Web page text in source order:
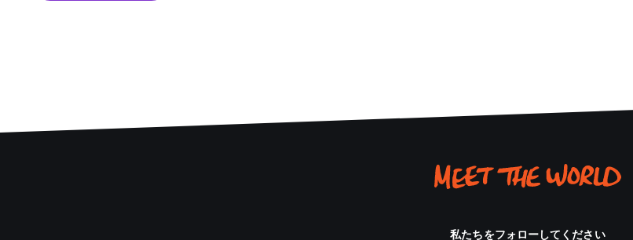
私たちをフォローしてください